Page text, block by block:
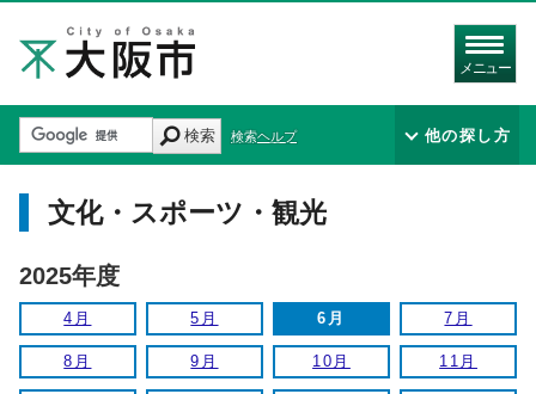
メニュー
検索 検索ヘルプ 他の探し方
文化・スポーツ・観光
2025年度
4月 5月 6月 7月
8月 9月 10月 11月